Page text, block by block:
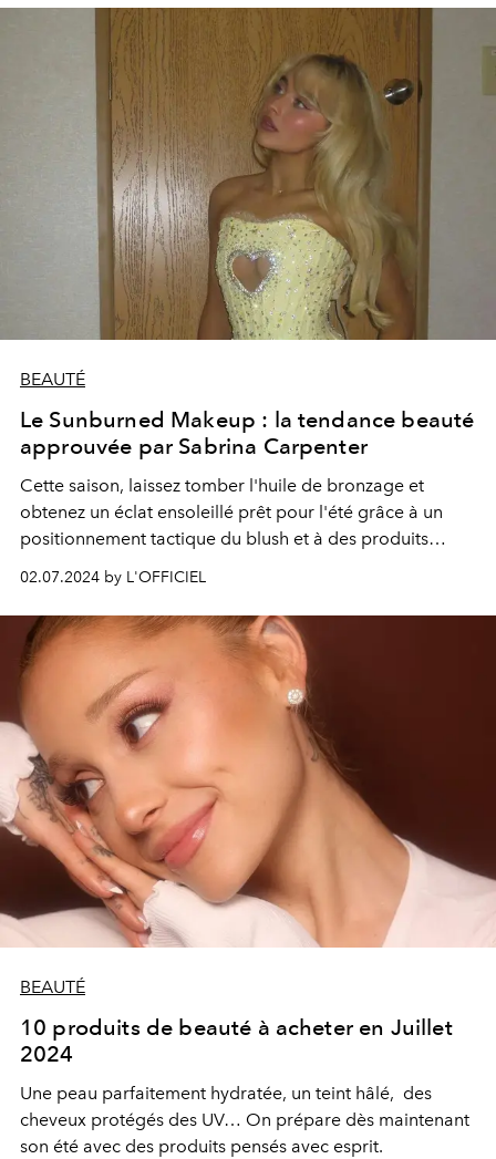
BEAUTÉ
Le Sunburned Makeup : la tendance beauté
approuvée par Sabrina Carpenter
Cette saison, laissez tomber l'huile de bronzage et
obtenez un éclat ensoleillé prêt pour l'été grâce à un
positionnement tactique du blush et à des produits
parfaitement pigmentés.
02.07.2024 by L'OFFICIEL
BEAUTÉ
10 produits de beauté à acheter en Juillet
2024
Une peau parfaitement hydratée, un teint hâlé, des
cheveux protégés des UV… On prépare dès maintenant
son été avec des produits pensés avec esprit.